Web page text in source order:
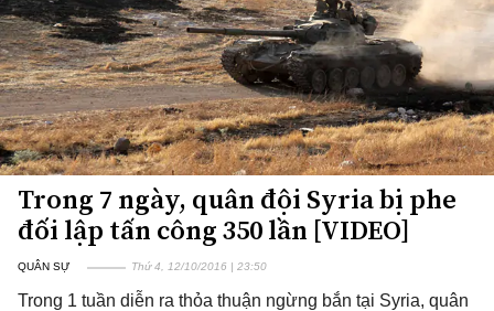
Trong 7 ngày, quân đội Syria bị phe
đối lập tấn công 350 lần [VIDEO]
QUÂN SỰ Thứ 4, 12/10/2016 | 23:50
Trong 1 tuần diễn ra thỏa thuận ngừng bắn tại Syria, quân